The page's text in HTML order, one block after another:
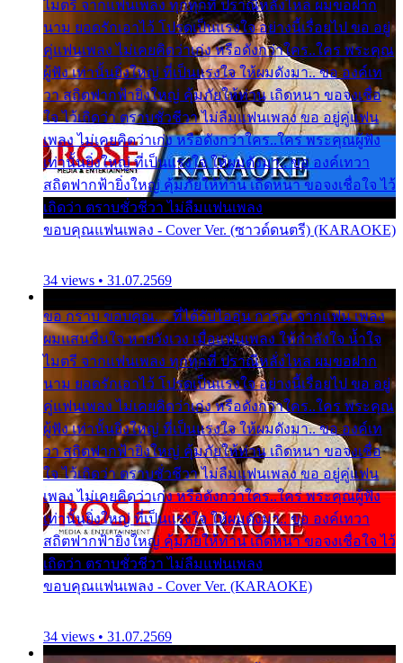
ไมตรี จากแฟนเพลง ทุกทุกที่ ปราณีหลั่งไหล ผมขอฝาก
นาม ยอดรักเอาไว้ โปรดเป็นแรงใจ อย่างนี้เรื่อยไป ขอ อยู่
คู่แฟนเพลง ไม่เคยคิดว่าเก่ง หรือดังกว่าใคร..ใคร พระคุณ
ผู้ฟัง เท่านั้นยิ่งใหญ่ ที่เป็นแรงใจ ให้ผมดังมา.. ขอ องค์เท
วา สถิตฟากฟ้ายิ่งใหญ่ คุ้มภัยให้ท่าน เถิดหนา ขอจงเชื่อ
ใจ ไว้เถิดว่า ตราบชั่วชีวา ไม่ลืมแฟนเพลง ขอ อยู่คู่แฟน
เพลง ไม่เคยคิดว่าเก่ง หรือดังกว่าใคร..ใคร พระคุณผู้ฟัง
เท่านั้นยิ่งใหญ่ ที่เป็นแรงใจ ให้ผมดังมา.. ขอ องค์เทวา
สถิตฟากฟ้ายิ่งใหญ่ คุ้มภัยให้ท่าน เถิดหนา ขอจงเชื่อใจ ไว้
เถิดว่า ตราบชั่วชีวา ไม่ลืมแฟนเพลง
ขอบคุณแฟนเพลง - Cover Ver. (ซาวด์ดนตรี) (KARAOKE)
34 views • 31.07.2569
ขอ กราบ ขอบคุณ.... ที่ได้รับไออุ่น การุณ จากแฟน เพลง
ผมแสนชื่นใจ หายวังเวง เมื่อแฟนเพลง ให้กำลังใจ น้ำใจ
ไมตรี จากแฟนเพลง ทุกทุกที่ ปราณีหลั่งไหล ผมขอฝาก
นาม ยอดรักเอาไว้ โปรดเป็นแรงใจ อย่างนี้เรื่อยไป ขอ อยู่
คู่แฟนเพลง ไม่เคยคิดว่าเก่ง หรือดังกว่าใคร..ใคร พระคุณ
ผู้ฟัง เท่านั้นยิ่งใหญ่ ที่เป็นแรงใจ ให้ผมดังมา.. ขอ องค์เท
วา สถิตฟากฟ้ายิ่งใหญ่ คุ้มภัยให้ท่าน เถิดหนา ขอจงเชื่อ
ใจ ไว้เถิดว่า ตราบชั่วชีวา ไม่ลืมแฟนเพลง ขอ อยู่คู่แฟน
เพลง ไม่เคยคิดว่าเก่ง หรือดังกว่าใคร..ใคร พระคุณผู้ฟัง
เท่านั้นยิ่งใหญ่ ที่เป็นแรงใจ ให้ผมดังมา.. ขอ องค์เทวา
สถิตฟากฟ้ายิ่งใหญ่ คุ้มภัยให้ท่าน เถิดหนา ขอจงเชื่อใจ ไว้
เถิดว่า ตราบชั่วชีวา ไม่ลืมแฟนเพลง
ขอบคุณแฟนเพลง - Cover Ver. (KARAOKE)
34 views • 31.07.2569